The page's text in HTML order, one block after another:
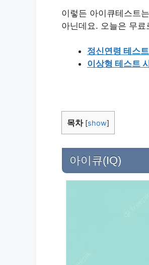
이렇든 아이큐테스트
아닌데요. 오늘은 무
정신연령 테스
이상형 테스트
목차 [show]
아이큐(IQ)